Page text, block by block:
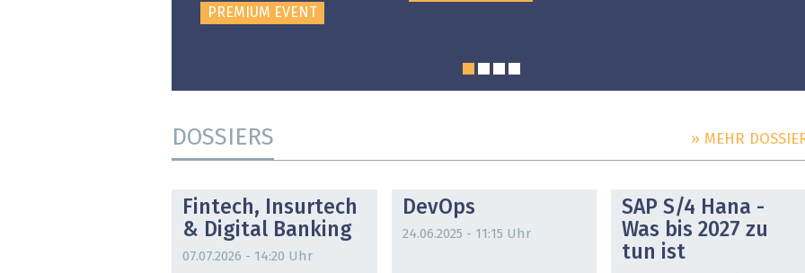
PREMIUM EVENT
DOSSIERS » MEHR
Fintech, Insurtech
& Digital Banking
07.07.2026 - 14:20 Uhr
DevOps
24.06.2025 - 11:15 Uhr
SAP S/4 Hana -
Was bis 2027 zu
tun ist